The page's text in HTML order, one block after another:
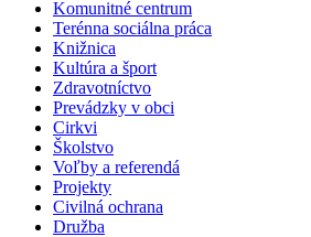
Komunitné centrum
Terénna sociálna práca
Knižnica
Kultúra a šport
Zdravotníctvo
Prevádzky v obci
Cirkvi
Školstvo
Voľby a referendá
Projekty
Civilná ochrana
Družba